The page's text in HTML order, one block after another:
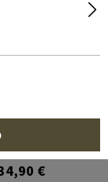
Wallet
€